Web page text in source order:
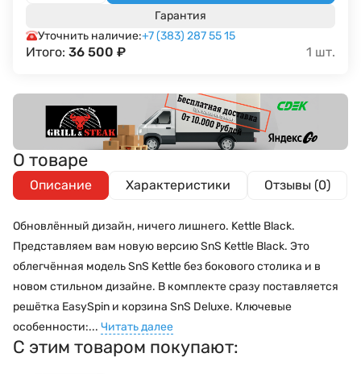
Гарантия
Уточнить наличие:+7 (383) 287 55 15
Итого: 36 500 ₽ 1 шт.
О товаре
Описание Характеристики Отзывы (0)
Обновлённый дизайн, ничего лишнего. Kettle Black.
Представляем вам новую версию SnS Kettle Black. Это
облегчённая модель SnS Kettle без бокового столика и в
новом стильном дизайне. В комплекте сразу поставляется
решётка EasySpin и корзина SnS Deluxe. Ключевые
особенности:... Читать далее
С этим товаром покупают: